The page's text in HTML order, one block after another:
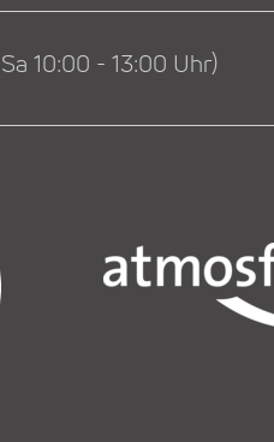
10:00 - 13:00 Uhr)